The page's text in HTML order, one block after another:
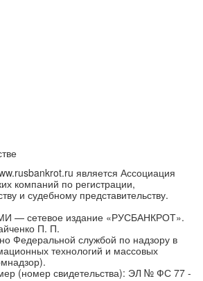
является Ассоциация
компаний по регистрации,
и судебному представительству.
— сетевое издание «РУСБАНКРОТ».
П. П.
Федеральной службой по надзору в
технологий и массовых
(номер свидетельства): ЭЛ № ФС 77 -